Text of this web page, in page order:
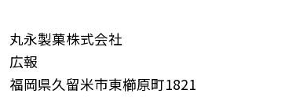
丸永製菓株式会社
広報
福岡県久留米市東櫛原町1821